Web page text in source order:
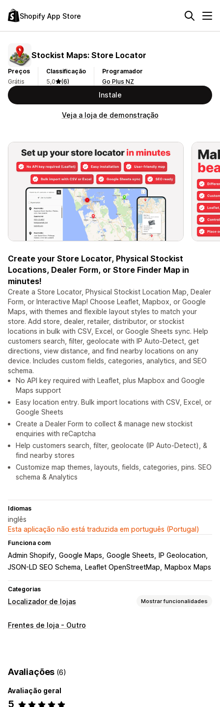
Shopify App Store
Stockist Maps: Store Locator
Preços
Grátis
Classificação
5,0
(6)
Programador
Go Plus NZ
Instale
Veja a loja de demonstração
Create your Store Locator, Physical Stockist
Locations, Dealer Form, or Store Finder Map in
minutes!
Create a Store Locator, Physical Stockist Location Map, Dealer
Form, or Interactive Map! Choose Leaflet, Mapbox, or Google
Maps, with themes and flexible layout styles to match your
store. Add store, dealer, retailer, distributor, or stockist
locations in bulk with CSV, Excel, or Google Sheets sync. Help
customers search, filter, geolocate with IP Auto-Detect, get
directions, view distance, and find nearby locations on any
device. Includes custom fields, categories, analytics, and SEO
schema.
No API key required with Leaflet, plus Mapbox and Google
Maps support
Easy location entry. Bulk import locations with CSV, Excel, or
Google Sheets
Create a Dealer Form to collect & manage new stockist
enquiries with reCaptcha
Help customers search, filter, geolocate (IP Auto-Detect), &
find nearby stores
Customize map themes, layouts, fields, categories, pins. SEO
schema & Analytics
Idiomas
inglês
Esta aplicação não está traduzida em português (Portugal)
Funciona com
Admin Shopify Google Maps Google Sheets
IP Geolocation
JSON-LD SEO Schema
Leaflet OpenStreetMap Mapbox Maps
Categorias
Localizador de lojas Mostrar funcionalidades
Opções de apresentação
CSS personalizado
Multilingue Vários locais
Reatividade móvel
Frentes de loja - Outro
Avaliações (6)
Avaliação geral
5